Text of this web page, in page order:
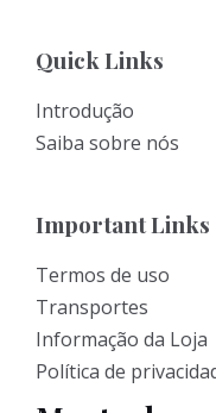
Quick Links
Introdução
Saiba sobre nós
Important Links
Termos de uso
Transportes
Informação da Loja
Política de